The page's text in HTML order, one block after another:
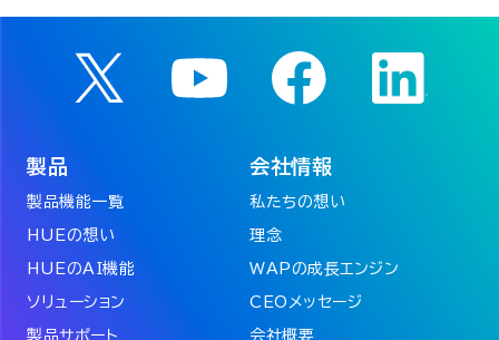
製品
製品機能一覧
HUEの想い
HUEのAI機能
ソリューション
製品サポート
会社情報
私たちの想い
理念
WAPの成長エンジン
CEOメッセージ
会社概要